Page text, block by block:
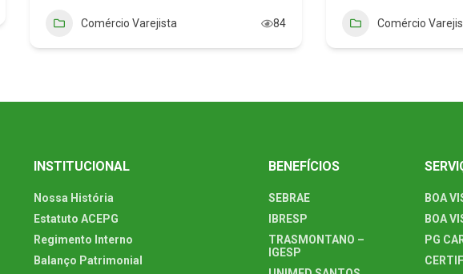
Comércio Varejista 84 Comércio
INSTITUCIONAL
Nossa História
Estatuto ACEPG
Regimento Interno
Balanço Patrimonial
BENEFÍCIOS
SEBRAE
IBRESP
TRASMONTANO –
IGESP
BOA
BOA
PG